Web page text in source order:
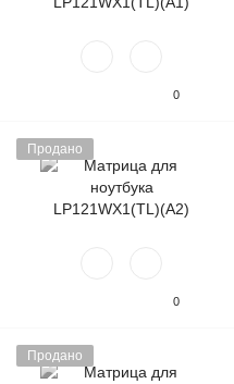
0
Продано
0
Продано